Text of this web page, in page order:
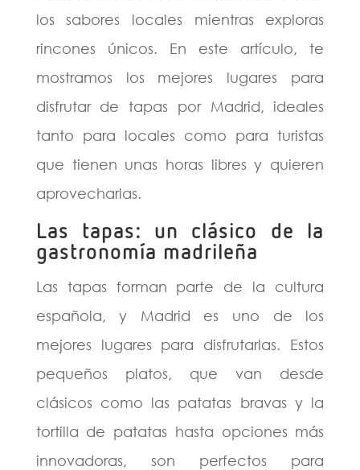
los sabores locales mientras exploras
rincones únicos. En este artículo, te
mostramos los mejores lugares para
disfrutar de tapas por Madrid, ideales
tanto para locales como para turistas
que tienen unas horas libres y quieren
aprovecharlas.
Las tapas: un clásico de la
gastronomía madrileña
Las tapas forman parte de la cultura
española, y Madrid es uno de los
mejores lugares para disfrutarlas. Estos
pequeños platos, que van desde
clásicos como las patatas bravas y la
tortilla de patatas hasta opciones más
innovadoras, son perfectos para